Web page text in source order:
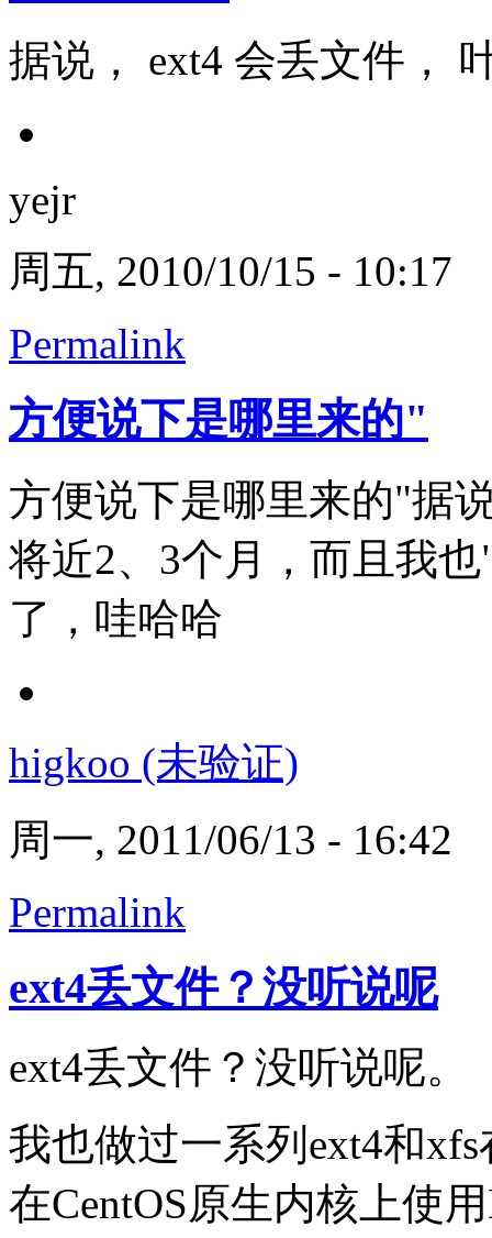
据说， ext4 会丢文件，
yejr
周五, 2010/10/15 - 10:17
Permalink
方便说下是哪里来的"
方便说下是哪里来的"据
将近2、3个月，而且我
了，哇哈哈
higkoo (未验证)
周一, 2011/06/13 - 16:42
Permalink
ext4丢文件？没听说呢
ext4丢文件？没听说呢。
我也做过一系列ext4和
在CentOS原生内核上使